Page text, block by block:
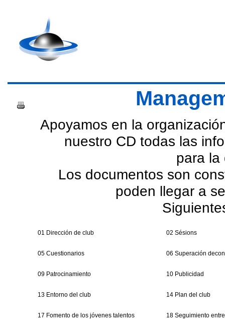
Apoyamos en la
nuestro CD todas las
para la
Los documentos son
poden llegar a
01 Dirección de club 02 Sésions
05 Cuestionarios 06 Superación
09 Patrocinamiento 10 Publicidad
13 Entorno del club 14 Plan del club
17 Fomento de los jóvenes talentos 18 Seguimiento